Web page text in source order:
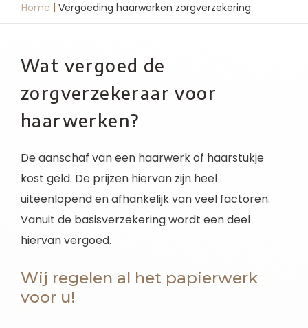
Home | Vergoeding haarwerken zorgverzekering
Wat vergoed de
zorgverzekeraar voor
haarwerken?
De aanschaf van een haarwerk of haarstukje
kost geld. De prijzen hiervan zijn heel
uiteenlopend en afhankelijk van veel factoren.
Vanuit de basisverzekering wordt een deel
hiervan vergoed.
Wij regelen al het papierwerk
voor u!